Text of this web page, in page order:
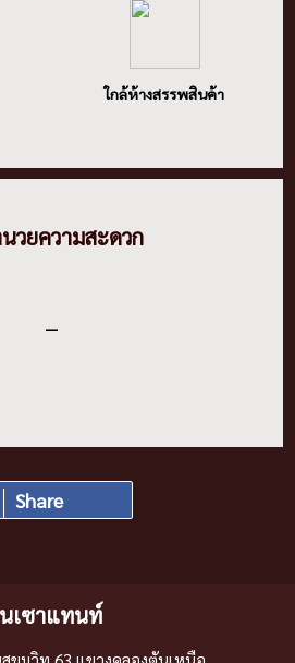
ใกล้ห้างสรรพสินค้า
วยความสะดวก
–
Share
เซาแทนท์